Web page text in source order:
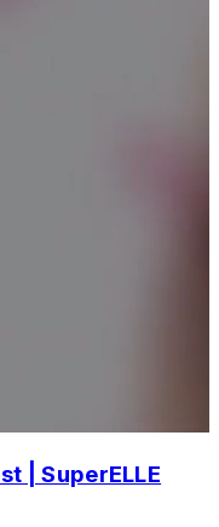
| SuperELLE